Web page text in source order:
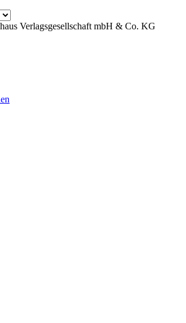
Verlagsgesellschaft mbH & Co. KG